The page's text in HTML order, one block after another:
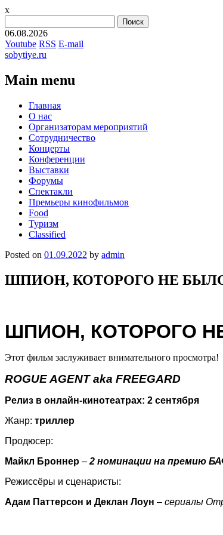
x
06.08.2026
Youtube RSS E-mail
sobytiye.ru
Main menu
Skip
content
Главная
О нас
Организаторам мероприятий
Сотрудничество
Концерты
Конференции
Выставки
Форумы
Спектакли
Премьеры кинофильмов
Food
Туризм
Сlassified
Posted on 01.09.2022 by admin
ШПИОН, КОТОРОГО НЕ БЫЛО —
ШПИОН, КОТОРОГО
Этот фильм заслуживает внимательного просмотра!
ROGUE AGENT aka FREEGARD
Релиз в онлайн-кинотеатрах: 2 сентября
Жанр: триллер
Продюсер:
Майкл Броннер – 2 номинации на премию
Режиссёры и сценаристы:
Адам Паттерсон и Деклан Лоун – сериалы